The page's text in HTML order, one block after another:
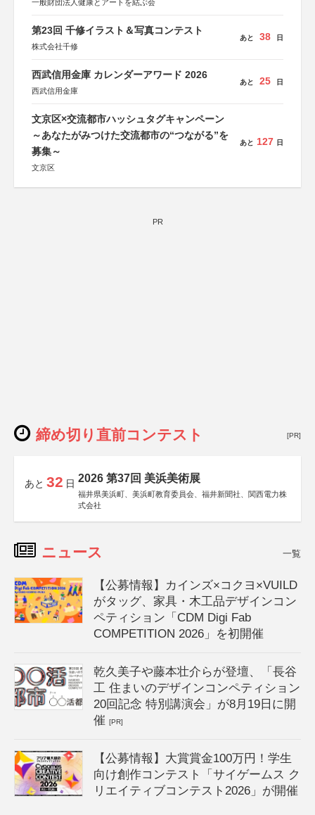
一般財団法人健康とアートを結ぶ会
第23回 千修イラスト＆写真コンテスト
株式会社千修
あと 38 日
西武信用金庫 カレンダーアワード 2026
西武信用金庫
あと 25 日
文京区×交流都市ハッシュタグキャンペーン
～あなたがみつけた交流都市の“つながる”を
募集～
文京区
あと 127 日
PR
締め切り直前コンテスト [PR]
あと 32 日 2026 第37回 美浜美術展
福井県美浜町、美浜町教育委員会、福井新聞社、関西電力株
式会社
ニュース 一覧
【公募情報】カインズ×コクヨ×VUILD
がタッグ、家具・木工品デザインコン
ペティション「CDM Digi Fab
COMPETITION 2026」を初開催
乾久美子や藤本壮介らが登壇、「長谷
工 住まいのデザインコンペティション
20回記念 特別講演会」が8月19日に開
催[PR]
【公募情報】大賞賞金100万円！学生
向け創作コンテスト「サイゲームス ク
リエイティブコンテスト2026」が開催